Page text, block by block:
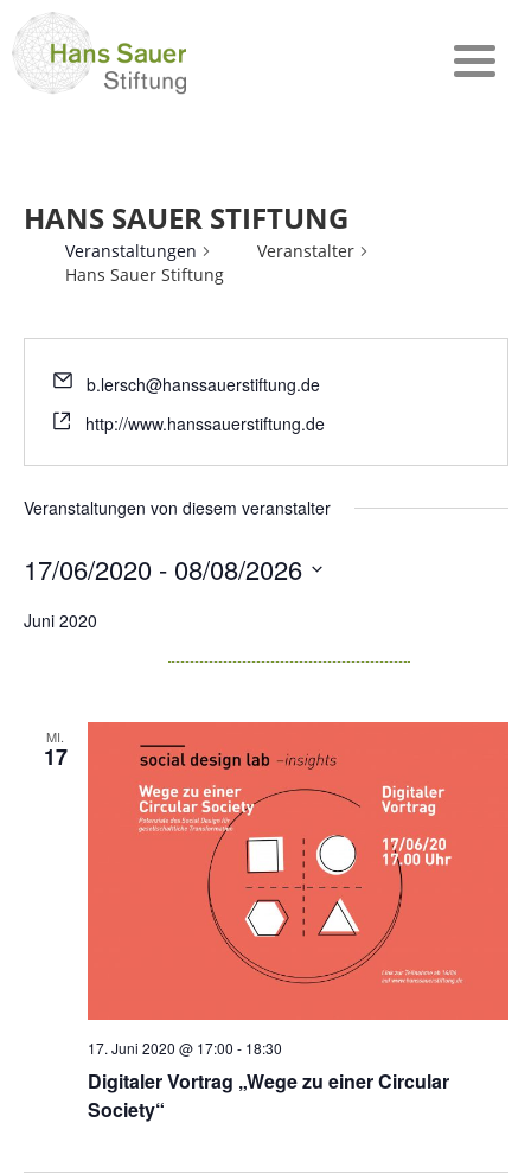
HANS SAUER STIFTUNG
Veranstaltungen
Veranstalter
Hans Sauer Stiftung
b.lersch@hanssauerstiftung.de
http://www.hanssauerstiftung.de
Veranstaltungen von diesem veranstalter
17/06/2020 - 08/08/2026
wählen.
Juni 2020
MI.
17
17. Juni 2020 @ 17:00 - 18:30
Digitaler Vortrag „Wege zu einer Circular
Society“